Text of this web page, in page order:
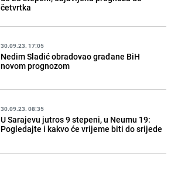
četvrtka
30.09.23. 17:05
Nedim Sladić obradovao građane BiH
novom prognozom
30.09.23. 08:35
U Sarajevu jutros 9 stepeni, u Neumu 19:
Pogledajte i kakvo će vrijeme biti do srijede